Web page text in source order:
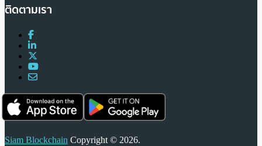
ติดตามเรา
Siam Blockchain Copyright © 2026.